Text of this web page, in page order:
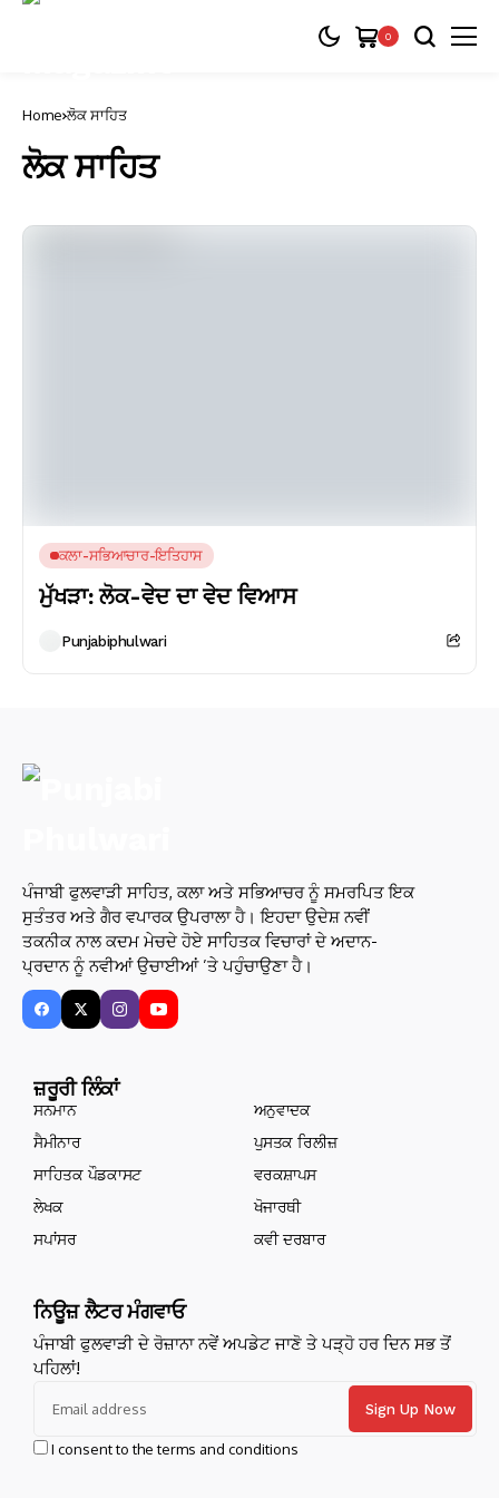
0
Home ਲੋਕ ਸਾਹਿਤ
ਲੋਕ ਸਾਹਿਤ
ਕਲਾ-ਸਭਿਆਚਾਰ-ਇਤਿਹਾਸ
ਮੁੱਖੜਾ: ਲੋਕ-ਵੇਦ ਦਾ ਵੇਦ ਵਿਆਸ
Punjabiphulwari
ਪੰਜਾਬੀ ਫੁਲਵਾੜੀ ਸਾਹਿਤ, ਕਲਾ ਅਤੇ ਸਭਿਆਚਰ ਨੂੰ ਸਮਰਪਿਤ ਇਕ
ਸੁਤੰਤਰ ਅਤੇ ਗੈਰ ਵਪਾਰਕ ਉਪਰਾਲਾ ਹੈ। ਇਹਦਾ ਉਦੇਸ਼ ਨਵੀਂ
ਤਕਨੀਕ ਨਾਲ ਕਦਮ ਮੇਚਦੇ ਹੋਏ ਸਾਹਿਤਕ ਵਿਚਾਰਾਂ ਦੇ ਅਦਾਨ-
ਪ੍ਰਦਾਨ ਨੂੰ ਨਵੀਆਂ ਉਚਾਈਆਂ ’ਤੇ ਪਹੁੰਚਾਉਣਾ ਹੈ।
ਜ਼ਰੂਰੀ ਲਿੰਕਾਂ
ਸਨਮਾਨ
ਅਨੁਵਾਦਕ
ਸੈਮੀਨਾਰ
ਪੁਸਤਕ ਰਿਲੀਜ਼
ਸਾਹਿਤਕ ਪੌਡਕਾਸਟ
ਵਰਕਸ਼ਾਪਸ
ਲੇਖਕ
ਖੋਜਾਰਥੀ
ਸਪਾਂਸਰ
ਕਵੀ ਦਰਬਾਰ
ਨਿਊਜ਼ ਲੈਟਰ ਮੰਗਵਾਓ
ਪੰਜਾਬੀ ਫੁਲਵਾੜੀ ਦੇ ਰੋਜ਼ਾਨਾ ਨਵੇਂ ਅਪਡੇਟ ਜਾਣੋ ਤੇ ਪੜ੍ਹੋ ਹਰ ਦਿਨ ਸਭ ਤੋਂ
ਪਹਿਲਾਂ!
I consent to the terms and conditions